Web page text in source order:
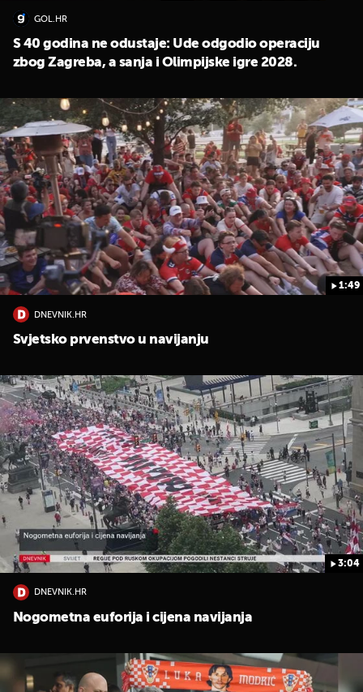
GOL.HR
S 40 godina ne odustaje: Ude odgodio operaciju
zbog Zagreba, a sanja i Olimpijske igre 2028.
1:49
DNEVNIK.HR
Svjetsko prvenstvo u navijanju
3:04
DNEVNIK.HR
Nogometna euforija i cijena navijanja